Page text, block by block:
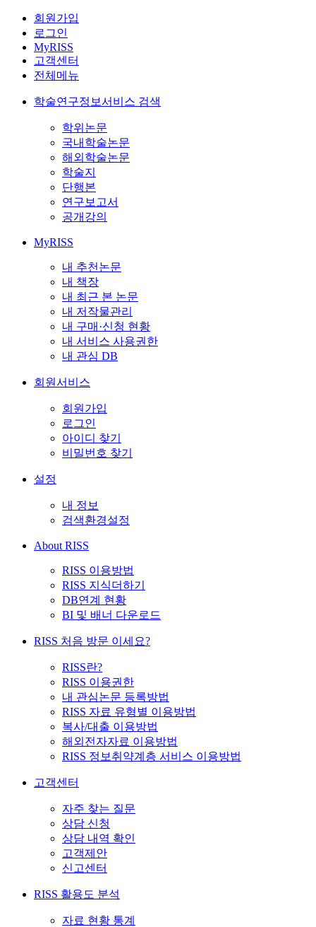
회원가입
로그인
MyRISS
고객센터
전체메뉴
학술연구정보서비스 검색
학위논문
국내학술논문
해외학술논문
학술지
단행본
연구보고서
공개강의
MyRISS
내 추천논문
내 책장
내 최근 본 논문
내 저작물관리
내 구매·신청 현황
내 서비스 사용권한
내 관심 DB
회원서비스
회원가입
로그인
아이디 찾기
비밀번호 찾기
설정
내 정보
검색환경설정
About RISS
RISS 이용방법
RISS 지식더하기
DB연계 현황
BI 및 배너 다운로드
RISS 처음 방문 이세요?
RISS란?
RISS 이용권한
내 관심논문 등록방법
RISS 자료 유형별 이용방법
복사/대출 이용방법
해외전자자료 이용방법
RISS 정보취약계층 서비스 이용방법
고객센터
자주 찾는 질문
상담 신청
상담 내역 확인
고객제안
신고센터
RISS 활용도 분석
자료 현황 통계